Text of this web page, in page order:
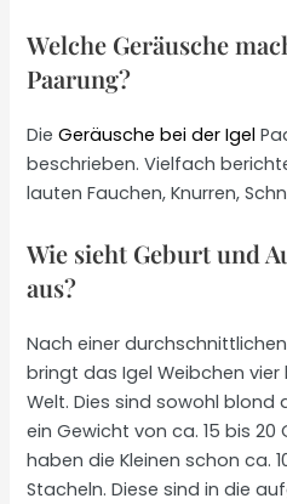
Welche Geräusche
Paarung?
DieGeräusche bei der Igel
beschrieben. Vielfach
lauten Fauchen, Knurren,
Wie sieht Geburt und
aus?
Nach einer
bringt das Igel Weibchen
Welt. Dies sind sowohl
ein Gewicht von ca. 15 bis 20
haben die Kleinen schon ca.
Stacheln. Diese sind in die